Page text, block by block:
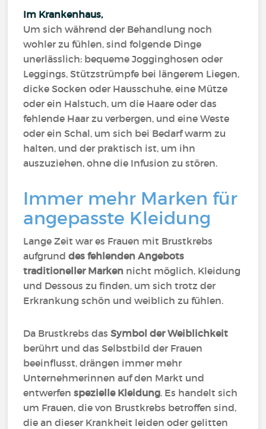
Im Krankenhaus,
Um sich während der Behandlung noch
wohler zu fühlen, sind folgende Dinge
unerlässlich: bequeme Jogginghosen oder
Leggings, Stützstrümpfe bei längerem Liegen,
dicke Socken oder Hausschuhe, eine Mütze
oder ein Halstuch, um die Haare oder das
fehlende Haar zu verbergen, und eine Weste
oder ein Schal, um sich bei Bedarf warm zu
halten, und der praktisch ist, um ihn
auszuziehen, ohne die Infusion zu stören.
Immer mehr Marken für
angepasste Kleidung
Lange Zeit war es Frauen mit Brustkrebs
aufgrunddes fehlenden Angebots
traditioneller Marken nicht möglich, Kleidung
und Dessous zu finden, um sich trotz der
Erkrankung schön und weiblich zu fühlen.
Da Brustkrebs dasSymbol der Weiblichkeit
berührt und das Selbstbild der Frauen
beeinflusst, drängen immer mehr
Unternehmerinnen auf den Markt und
entwerfenspezielle Kleidung. Es handelt sich
um Frauen, die von Brustkrebs betroffen sind,
die an dieser Krankheit leiden oder gelitten